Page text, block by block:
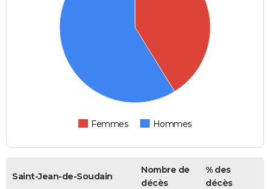
Femmes Hommes
Saint-Jean-de-Soudain
Nombre de
décès
% des
décès